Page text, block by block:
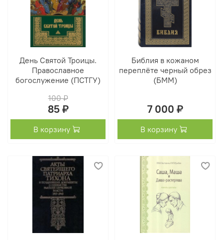
День Святой Троицы.
Православное
богослужение (ПСТГУ)
100 ₽
85 ₽
В корзину
Библия в кожаном
переплёте черный обрез
(БММ)
7 000 ₽
В корзину